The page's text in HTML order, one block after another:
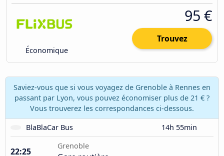
Économique
95 €
Trouvez
Saviez-vous que si vous voyagez de Grenoble à Rennes en
passant par Lyon, vous pouvez économiser plus de 21 € ?
Vous trouverez les correspondances ci-dessous.
BlaBlaCar Bus
14h 55min
22:25
Grenoble